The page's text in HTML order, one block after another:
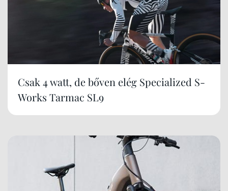
Csak 4 watt, de bőven elég Specialized S-
Works Tarmac SL9